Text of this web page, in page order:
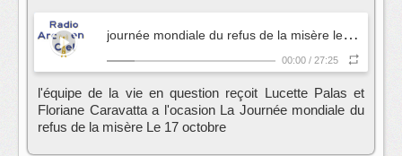
j
ournée mondiale du refus de la misère le 17 octobre
00:00 / 27:25
l'équipe de la vie en question reçoit Lucette Palas et
Floriane Caravatta a l'ocasion La Journée mondiale du
refus de la misère Le 17 octobre